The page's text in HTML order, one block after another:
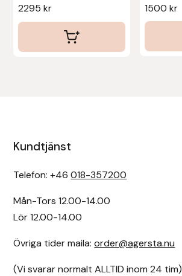
2295kr
1500 kr
Kundtjänst
Telefon: +46018-357200
Mån-Tors 12.00-14.00
Lör 12.00-14.00
Övriga tider maila:order@agersta.nu
(Vi svarar normalt ALLTID inom 24 tim)